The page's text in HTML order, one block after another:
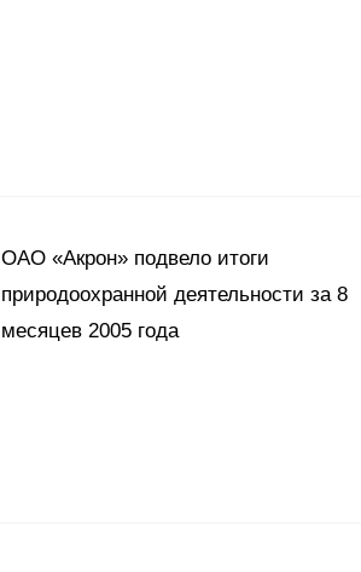
ОАО «Акрон» подвело итоги
природоохранной деятельности за 8
месяцев 2005 года